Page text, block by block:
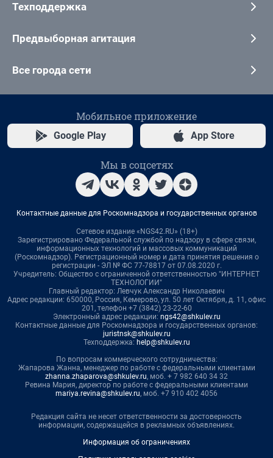
Техподдержка
Предвыборная агитация
Все города сети
Мобильное приложение
Google Play App Store
Мы в соцсетях
Контактные данные для Роскомнадзора и государственных органов
Сетевое издание «NGS42.RU» (18+)
Зарегистрировано Федеральной службой по надзору в сфере связи,
информационных технологий и массовых коммуникаций
(Роскомнадзор). Регистрационный номер и дата принятия решения о
регистрации - ЭЛ № ФС 77-78817 от 07.08.2020 г.
Учредитель: Общество с ограниченной ответственностью "ИНТЕРНЕТ
ТЕХНОЛОГИИ"
Главный редактор: Левчук Александр Николаевич
Адрес редакции: 650000, Россия, Кемерово, ул. 50 лет Октября, д. 11, офис
201, телефон +7 (3842) 23-22-60
Электронный адрес редакции: ngs42@shkulev.ru
Контактные данные для Роскомнадзора и государственных органов:
juristnsk@shkulev.ru
Техподдержка: help@shkulev.ru
По вопросам коммерческого сотрудничества:
Жапарова Жанна, менеджер по работе с федеральными клиентами
zhanna.zhaparova@shkulev.ru, моб. + 7 982 640 34 32
Ревина Мария, директор по работе с федеральными клиентами
mariya.revina@shkulev.ru, моб. +7 910 402 4056
Редакция сайта не несет ответственности за достоверность
информации, содержащейся в рекламных объявлениях.
Информация об ограничениях